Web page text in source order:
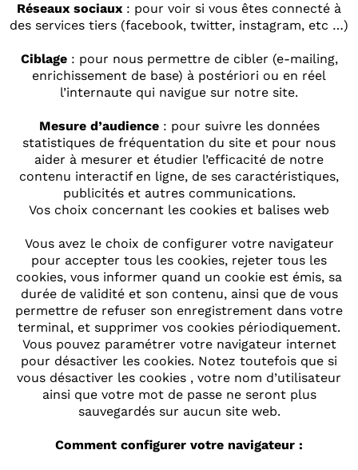
Réseaux sociaux : pour voir si vous êtes connecté à
des services tiers (facebook, twitter, instagram, etc …)
Ciblage: pour nous permettre de cibler (e-mailing,
enrichissement de base) à postériori ou en réel
l’internaute qui navigue sur notre site.
Mesure d’audience : pour suivre les données
statistiques de fréquentation du site et pour nous
aider à mesurer et étudier l’efficacité de notre
contenu interactif en ligne, de ses caractéristiques,
publicités et autres communications.
Vos choix concernant les cookies et balises web
Vous avez le choix de configurer votre navigateur
pour accepter tous les cookies, rejeter tous les
cookies, vous informer quand un cookie est émis, sa
durée de validité et son contenu, ainsi que de vous
permettre de refuser son enregistrement dans votre
terminal, et supprimer vos cookies périodiquement.
Vous pouvez paramétrer votre navigateur internet
pour désactiver les cookies. Notez toutefois que si
vous désactiver les cookies , votre nom d’utilisateur
ainsi que votre mot de passe ne seront plus
sauvegardés sur aucun site web.
Comment configurer votre navigateur :